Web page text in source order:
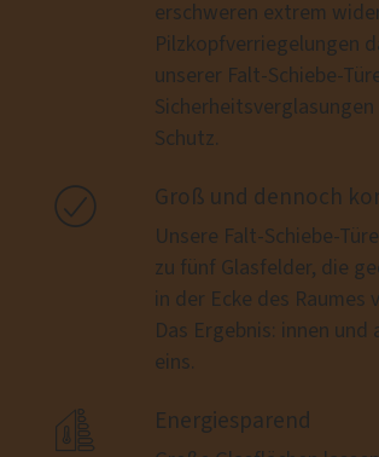
erschweren extrem
Pilzkopfverriegelungen
unserer Falt-Schiebe-
Schutz.
 Groß und dennoch
Unsere Falt-Schiebe-
zu fünf Glasfelder, die
in der Ecke des Raumes
Das Ergebnis: innen und
eins.
 Energiesparend